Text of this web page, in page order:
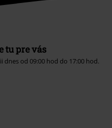
tu pre vás
dnes od 09:00 hod do 17:00 hod.